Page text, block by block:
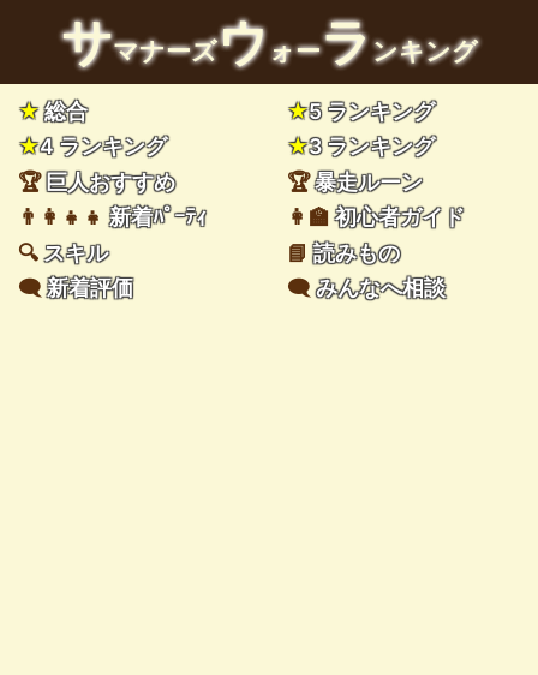
サマナーズウォーランキング
★総合 ★5 ランキング
★4 ランキング ★3 ランキング
🏆巨人おすすめ 🏆暴走ルーン
👨‍👩‍👧‍👧新着ﾊﾟｰﾃｨ 👩‍🏫初心者ガイド
🔍スキル 📘読みもの
🗨️新着評価 🗨️みんなへ相談